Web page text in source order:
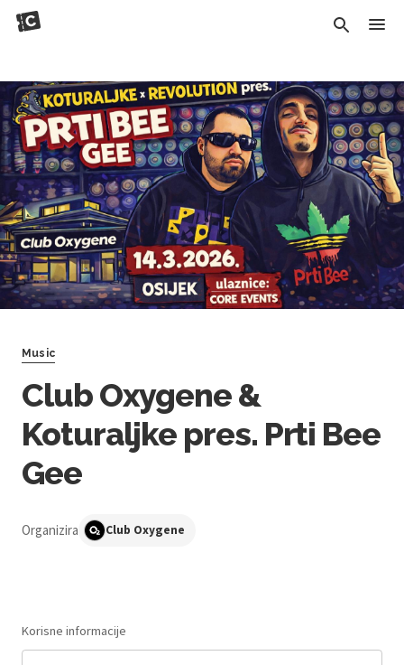
Music
Club Oxygene &
Koturaljke pres. Prti Bee
Gee
Organizira Club Oxygene
Korisne informacije